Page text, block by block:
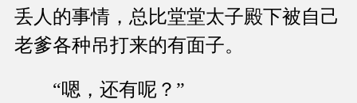
丢人的事情，总比堂堂太子殿下被自己
老爹各种吊打来的有面子。
“嗯，还有呢？”